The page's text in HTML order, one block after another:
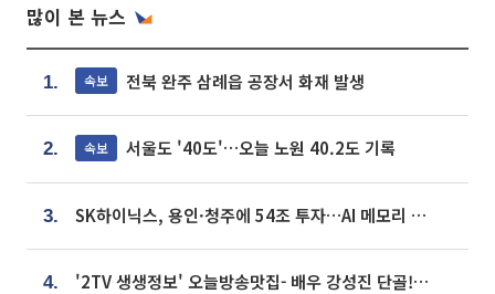
많이 본 뉴스
1. 속보 전북 완주 삼례읍 공장서 화재 발생
2. 속보 서울도 '40도'…오늘 노원 40.2도 기록
3. SK하이닉스, 용인·청주에 54조 투자…AI 메모리 생산기지 키운다
4. '2TV 생생정보' 오늘방송맛집- 배우 강성진 단골! 쌀국수ㆍ푸팟퐁 커리 맛집 '블○○○'